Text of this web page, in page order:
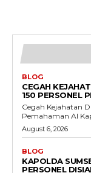
BLOG
CEGAH
150 PERSONEL
Cegah Kejahatan
August 6, 2026
BLOG
KAPOLDA
PERSONEL